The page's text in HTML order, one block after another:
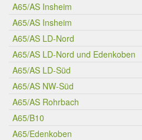
A65/AS Insheim
A65/AS Insheim
A65/AS LD-Nord
A65/AS LD-Nord und Edenkoben
A65/AS LD-Süd
A65/AS NW-Süd
A65/AS Rohrbach
A65/B10
A65/Edenkoben